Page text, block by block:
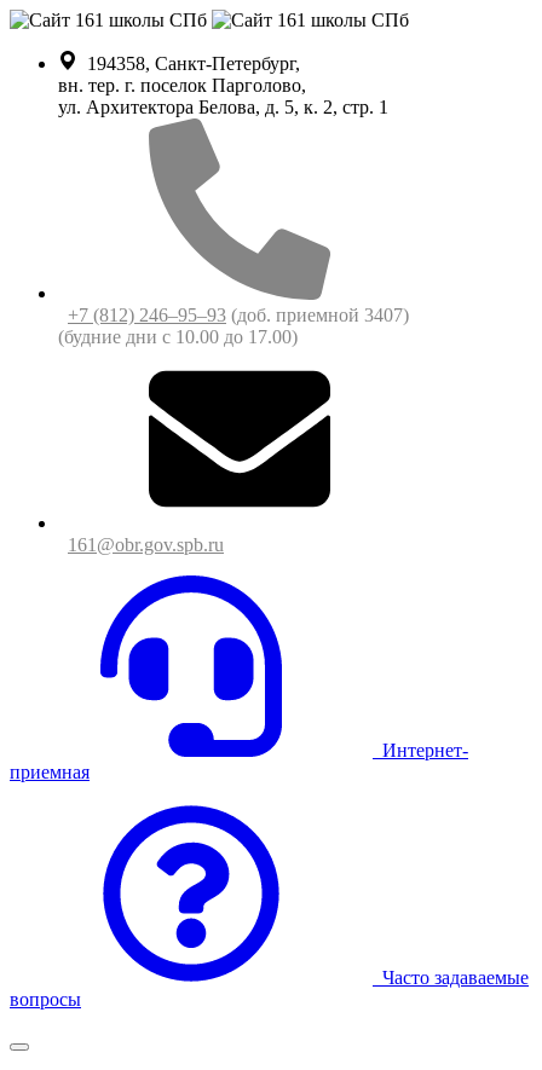
194358, Санкт-Петербург,
вн. тер. г. поселок Парголово,
ул. Архитектора Белова, д. 5, к. 2, cтр. 1
+7 (812) 246‒95‒93 (доб. приемной 3407)
(будние дни c 10.00 до 17.00)
161@obr.gov.spb.ru
Интернет-
приемная
Часто задаваемые
вопросы